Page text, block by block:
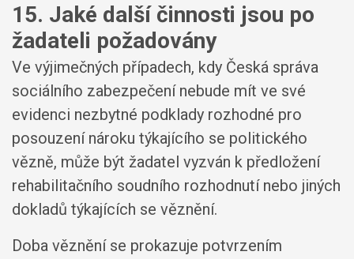
15. Jaké další činnosti jsou po
žadateli požadovány
Ve výjimečných případech, kdy Česká správa
sociálního zabezpečení nebude mít ve své
evidenci nezbytné podklady rozhodné pro
posouzení nároku týkajícího se politického
vězně, může být žadatel vyzván k předložení
rehabilitačního soudního rozhodnutí nebo jiných
dokladů týkajících se věznění.
Doba věznění se prokazuje potvrzením